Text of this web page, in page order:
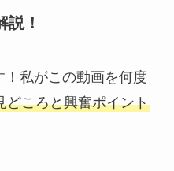
！
私がこの動画を何度
どころと興奮ポイント